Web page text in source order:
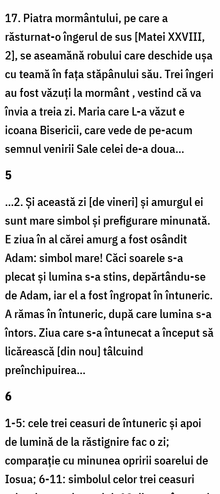
17. Piatra mormântului, pe care a
răsturnat-o îngerul de sus [Matei XXVIII,
2], se aseamănă robului care deschide ușa
cu teamă în fața stăpânului său. Trei îngeri
au fost văzuți la mormânt , vestind că va
învia a treia zi. Maria care L-a văzut e
icoana Bisericii, care vede de pe-acum
semnul venirii Sale celei de-a doua…
5
…2. Și această zi [de vineri] și amurgul ei
sunt mare simbol și prefigurare minunată.
E ziua în al cărei amurg a fost osândit
Adam: simbol mare! Căci soarele s-a
plecat și lumina s-a stins, depărtându-se
de Adam, iar el a fost îngropat în întuneric.
A rămas în întuneric, după care lumina s-a
întors. Ziua care s-a întunecat a început să
licărească [din nou] tâlcuind
preînchipuirea…
6
1-5: cele trei ceasuri de întuneric și apoi
de lumină de la răstignire fac o zi;
comparație cu minunea opririi soarelui de
Iosua; 6-11: simbolul celor trei ceasuri